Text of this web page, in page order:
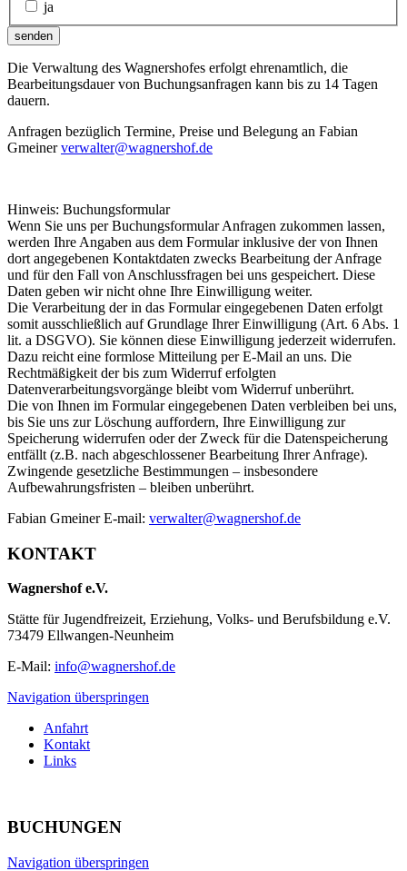
ja
senden
Die Verwaltung des Wagnershofes erfolgt ehrenamtlich, die
Bearbeitungsdauer von Buchungsanfragen kann bis zu 14 Tagen
dauern.
Anfragen bezüglich Termine, Preise und Belegung an Fabian
Gmeinerverwalter@wagnershof.de
Hinweis: Buchungsformular
Wenn Sie uns per Buchungsformular Anfragen zukommen lassen,
werden Ihre Angaben aus dem Formular inklusive der von Ihnen
dort angegebenen Kontaktdaten zwecks Bearbeitung der Anfrage
und für den Fall von Anschlussfragen bei uns gespeichert. Diese
Daten geben wir nicht ohne Ihre Einwilligung weiter.
Die Verarbeitung der in das Formular eingegebenen Daten erfolgt
somit ausschließlich auf Grundlage Ihrer Einwilligung (Art. 6 Abs. 1
lit. a DSGVO). Sie können diese Einwilligung jederzeit widerrufen.
Dazu reicht eine formlose Mitteilung per E-Mail an uns. Die
Rechtmäßigkeit der bis zum Widerruf erfolgten
Datenverarbeitungsvorgänge bleibt vom Widerruf unberührt.
Die von Ihnen im Formular eingegebenen Daten verbleiben bei uns,
bis Sie uns zur Löschung auffordern, Ihre Einwilligung zur
Speicherung widerrufen oder der Zweck für die Datenspeicherung
entfällt (z.B. nach abgeschlossener Bearbeitung Ihrer Anfrage).
Zwingende gesetzliche Bestimmungen – insbesondere
Aufbewahrungsfristen – bleiben unberührt.
Fabian Gmeiner E-mail: verwalter@wagnershof.de
KONTAKT
Wagnershof e.V.
Stätte für Jugendfreizeit, Erziehung, Volks- und Berufsbildung e.V.
73479 Ellwangen-Neunheim
E-Mail: info@wagnershof.de
Navigation überspringen
Anfahrt
Kontakt
Links
BUCHUNGEN
Navigation überspringen